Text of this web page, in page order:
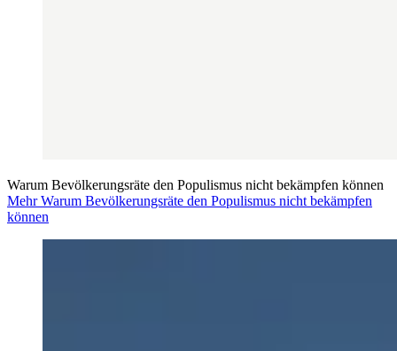
Warum Bevölkerungsräte den Populismus nicht bekämpfen können
Mehr Warum Bevölkerungsräte den Populismus nicht bekämpfen
können